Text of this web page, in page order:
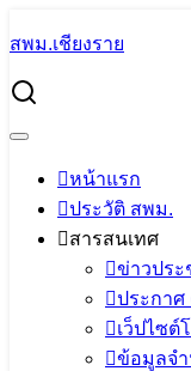
to
content
สพม.เชียงราย
หน้าแรก
ประวัติ สพม.
สารสนเทศ
ข่าวประ
ประกาศ
เว็ปไซต์
ข้อมูลจำ
for:
การย้ายข้าราชการค
โรงเรียนวิทยาศาสต
2568 จำนวน 2 อัตร
24 มกราคม 2568)
การย้ายข้ารา
ทางการศึกษา
ศาสตร์จุฬาภ